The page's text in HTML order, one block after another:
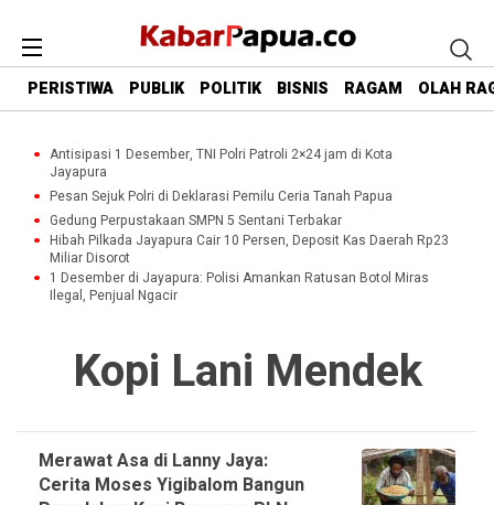
PERISTIWA PUBLIK POLITIK BISNIS RAGAM OLAH
Antisipasi 1 Desember, TNI Polri Patroli 2×24 jam di Kota
Jayapura
Pesan Sejuk Polri di Deklarasi Pemilu Ceria Tanah Papua
Gedung Perpustakaan SMPN 5 Sentani Terbakar
Hibah Pilkada Jayapura Cair 10 Persen, Deposit Kas Daerah Rp23
Miliar Disorot
1 Desember di Jayapura: Polisi Amankan Ratusan Botol Miras
Ilegal, Penjual Ngacir
Kopi Lani Mendek
Merawat Asa di Lanny Jaya:
Cerita Moses Yigibalom Bangun